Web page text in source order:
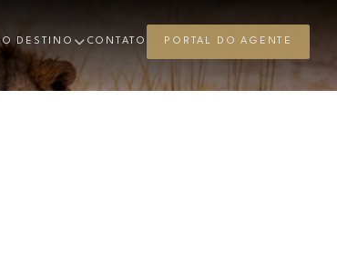
O DESTINO CONTATO PORTAL DO AGENTE